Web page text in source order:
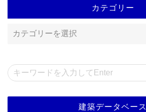
カテゴリー
建築データベース